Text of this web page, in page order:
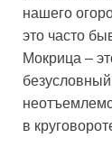
нашего
это часто
Мокрица –
в